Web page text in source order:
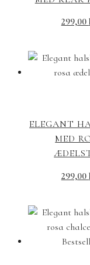
299,00
ELEGANT
MED
299,00